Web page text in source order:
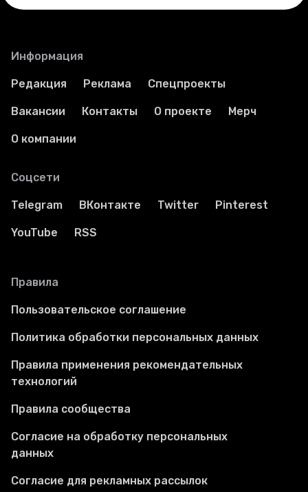
Информация
Редакция Реклама Спецпроекты
Вакансии Контакты О проекте Мерч
О компании
Соцсети
Telegram ВКонтакте Twitter Pinterest
YouTube RSS
Правила
Пользовательское соглашение
Политика обработки персональных данных
Правила применения рекомендательных
технологий
Правила сообщества
Согласие на обработку персональных
данных
Согласие для рекламных рассылок